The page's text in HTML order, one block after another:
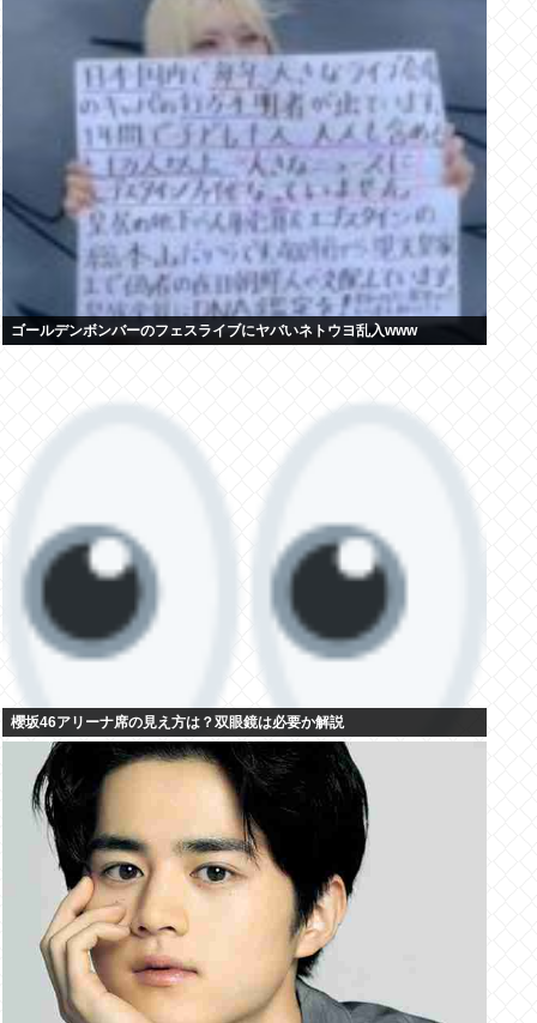
ゴールデンボンバーのフェスライブにヤバいネトウヨ乱入www
櫻坂46アリーナ席の見え方は？双眼鏡は必要か解説